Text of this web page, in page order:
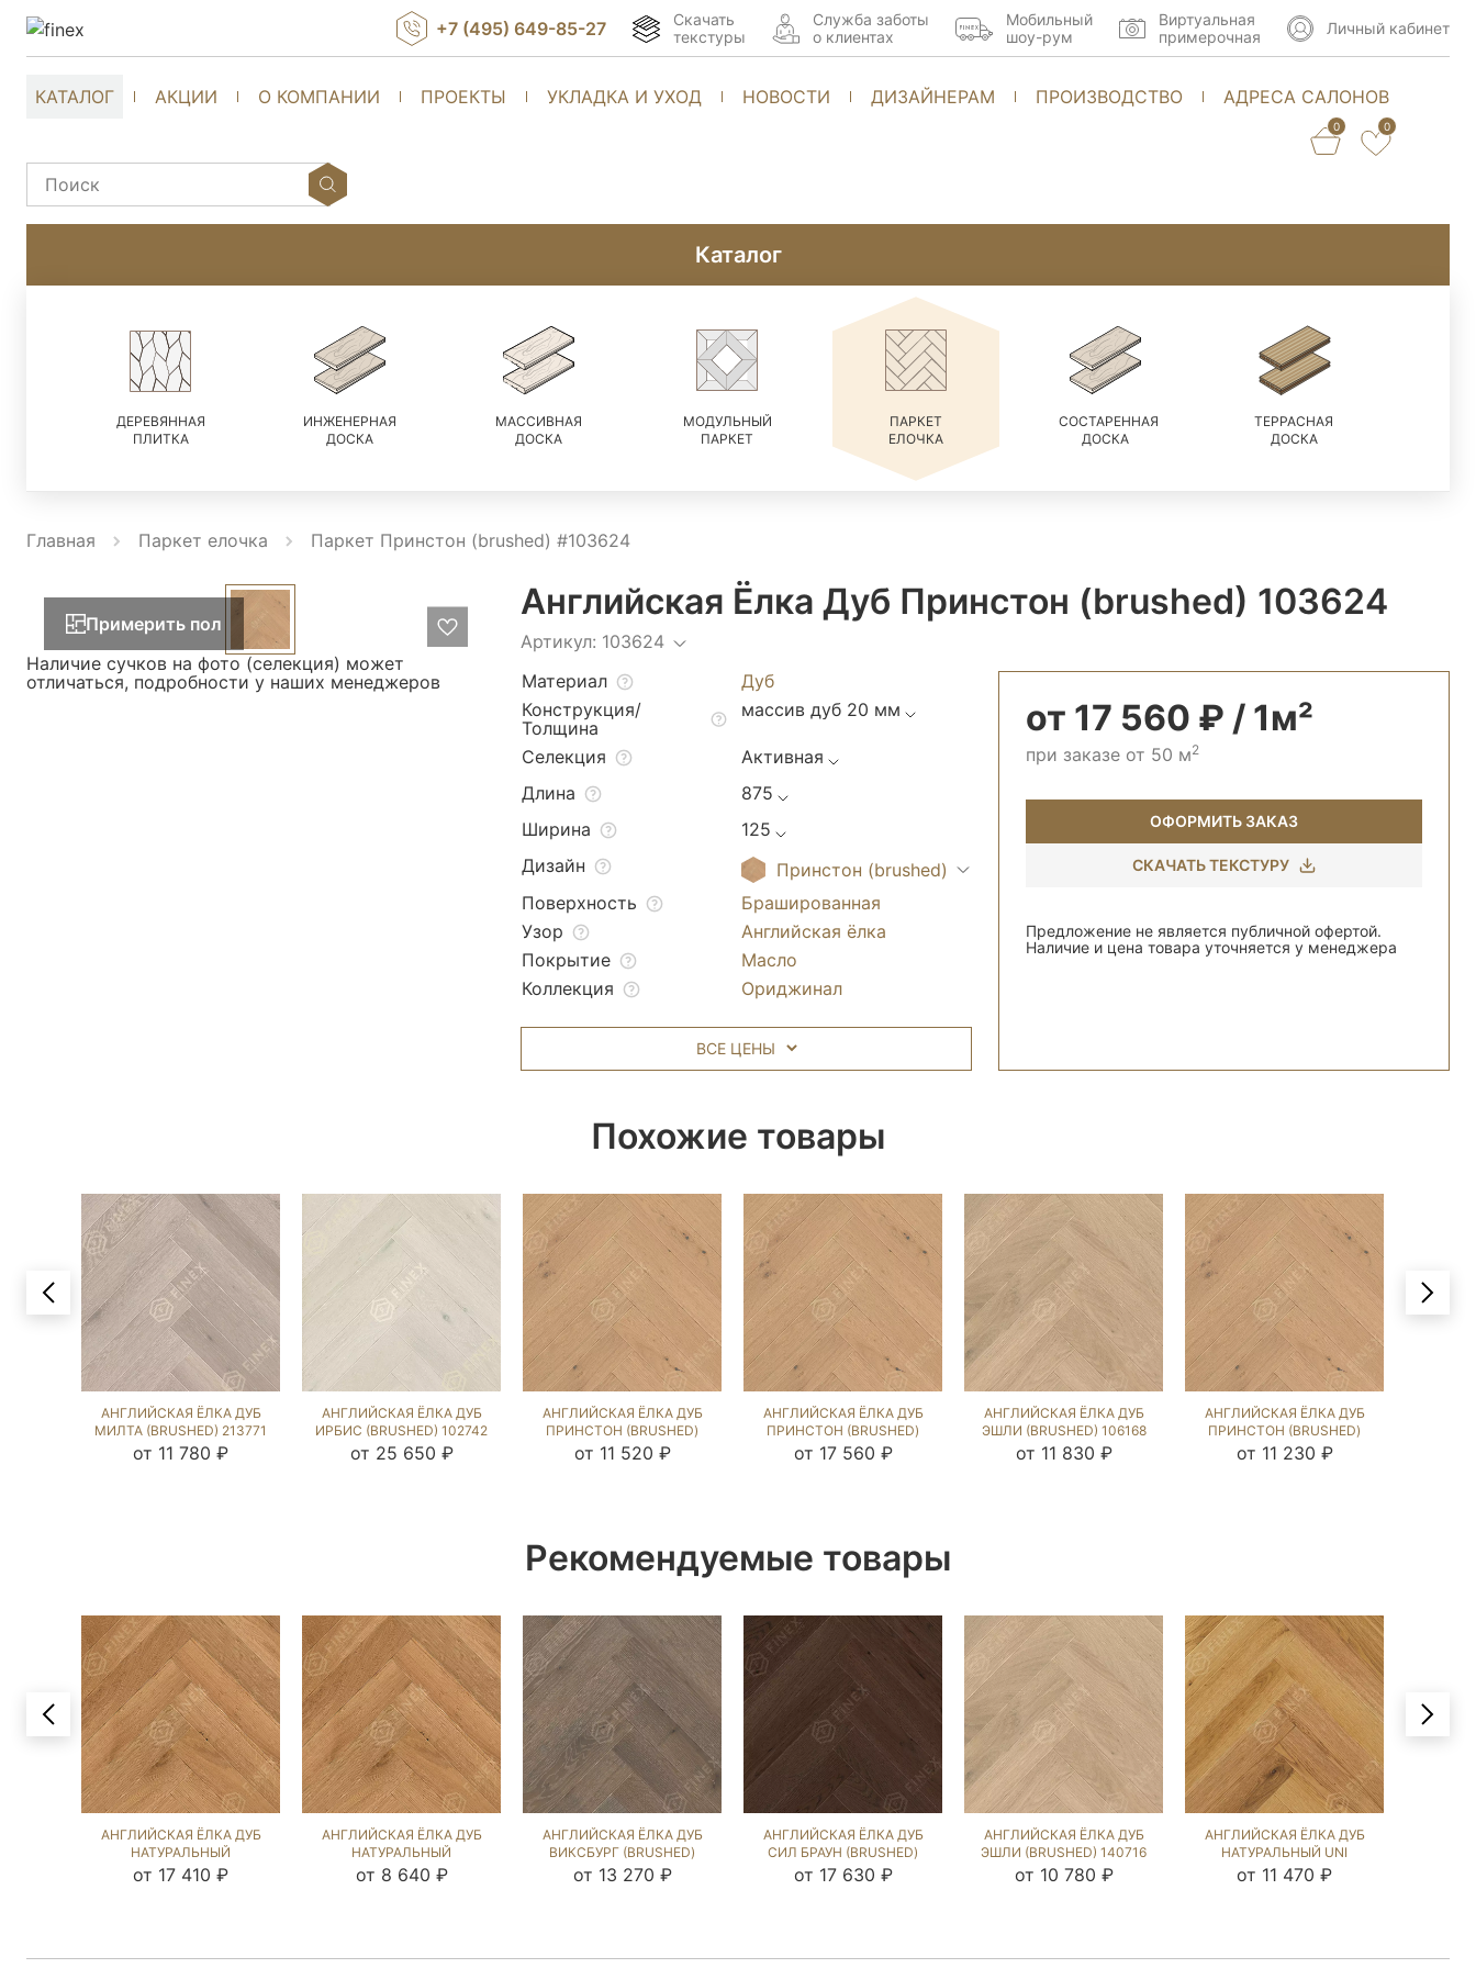
КАТАЛОГ АКЦИИ О КОМПАНИИ ПРОЕКТЫ УКЛАДКА И УХОД НОВОСТИ ДИЗАЙНЕРАМ ПРОИЗВОДСТВО АДРЕСА САЛОНОВ
0 0
+7 (495) 649-85-27
Скачать
текстуры
Cлужба заботы
о клиентах
Мобильный
шоу-рум
Виртуальная
примерочная
Личный кабинет
Каталог
ДЕРЕВЯННАЯ
ПЛИТКА
ИНЖЕНЕРНАЯ
ДОСКА
МАССИВНАЯ
ДОСКА
МОДУЛЬНЫЙ
ПАРКЕТ
ПАРКЕТ
ЕЛОЧКА
СОСТАРЕННАЯ
ДОСКА
ТЕРРАСНАЯ
ДОСКА
Главная Паркет елочка Паркет Принстон (brushed) #103624
Примерить пол
Наличие сучков на фото (селекция) может
отличаться, подробности у наших менеджеров
Английская Ёлка Дуб Принстон (brushed) 103624
Артикул: 103624
Материал
Дуб
Конструкция/
Толщина
массив дуб 20 мм
Селекция
Активная
Длина
875
Ширина
125
Дизайн
Принстон (brushed)
Поверхность
Брашированная
Узор
Английская ёлка
Покрытие
Масло
Коллекция
Ориджинал
от 17 560 ₽ / 1м²
при заказе от 50 м2
ОФОРМИТЬ ЗАКАЗ
СКАЧАТЬ ТЕКСТУРУ
Предложение не является публичной офертой.
Наличие и цена товара уточняется у менеджера
ВСЕ ЦЕНЫ
Похожие товары
АНГЛИЙСКАЯ ЁЛКА ДУБ
МИЛТА (BRUSHED) 213771
от 11 780 ₽
АНГЛИЙСКАЯ ЁЛКА ДУБ
ИРБИС (BRUSHED) 102742
от 25 650 ₽
АНГЛИЙСКАЯ ЁЛКА ДУБ
ПРИНСТОН (BRUSHED)
105973
от 11 520 ₽
АНГЛИЙСКАЯ ЁЛКА ДУБ
ПРИНСТОН (BRUSHED)
103624
от 17 560 ₽
АНГЛИЙСКАЯ ЁЛКА ДУБ
ЭШЛИ (BRUSHED) 106168
от 11 830 ₽
АНГЛИЙСКАЯ ЁЛКА ДУБ
ПРИНСТОН (BRUSHED)
133179
от 11 230 ₽
Рекомендуемые товары
АНГЛИЙСКАЯ ЁЛКА ДУБ
НАТУРАЛЬНЫЙ
(BRUSHED) 103407
от 17 410 ₽
АНГЛИЙСКАЯ ЁЛКА ДУБ
НАТУРАЛЬНЫЙ
(BRUSHED) 213982
от 8 640 ₽
АНГЛИЙСКАЯ ЁЛКА ДУБ
ВИКСБУРГ (BRUSHED)
106301
от 13 270 ₽
АНГЛИЙСКАЯ ЁЛКА ДУБ
СИЛ БРАУН (BRUSHED)
102763
от 17 630 ₽
АНГЛИЙСКАЯ ЁЛКА ДУБ
ЭШЛИ (BRUSHED) 140716
от 10 780 ₽
АНГЛИЙСКАЯ ЁЛКА ДУБ
НАТУРАЛЬНЫЙ UNI
(BRUSHED) 213431
от 11 470 ₽